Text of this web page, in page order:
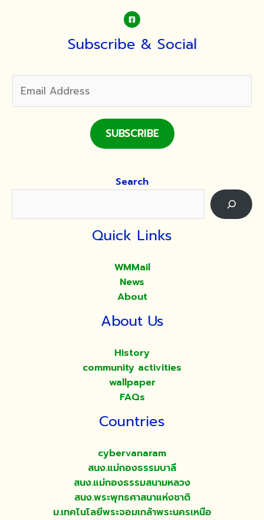
Subscribe & Social
SUBSCRIBE
Search
Quick Links
WMMail
News
About
About Us
History
community activities
wallpaper
FAQs
Countries
cybervanaram
สนง.แม่กองธรรมบาลี
สนง.แม่กองธรรมสนามหลวง
สนง.พระพุทธศาสนาแห่งชาติ
ม.เทคโนโลยีพระจอมเกล้าพระนครเหนือ